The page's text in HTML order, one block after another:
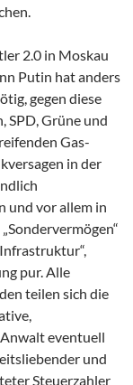
2.0 in Moskau
Putin hat anders
gegen diese
SPD, Grüne und
Gas-
in der
und vor allem in
pur. Alle
teilen sich die
eventuell
und
Steuerzahler